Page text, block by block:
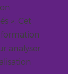
». Cet
analyser